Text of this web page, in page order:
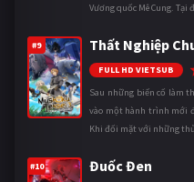
Vương quốc Mê Cung.
#9 Thất Nghiệp
FULL HD VIETSUB
Sau những biến cố làm
vào một hành trình mới
Khi đối mặt với những thử
#10 Đuốc Đen